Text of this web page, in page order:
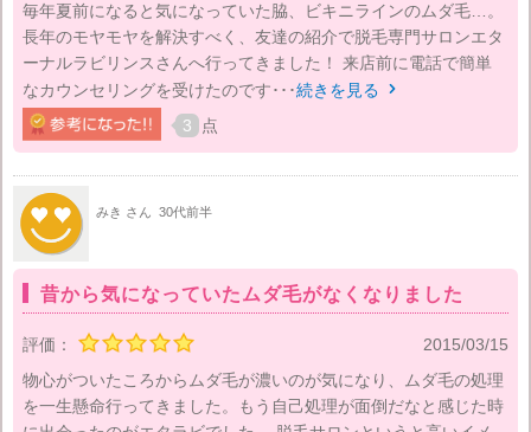
毎年夏前になると気になっていた脇、ビキニラインのムダ毛…。
長年のモヤモヤを解決すべく、友達の紹介で脱毛専門サロンエタ
ーナルラビリンスさんへ行ってきました！ 来店前に電話で簡単
なカウンセリングを受けたのです･･･続きを見る 
3 点
みき さん 30代前半
昔から気になっていたムダ毛がなくなりました
評価：
2015/03/15
物心がついたころからムダ毛が濃いのが気になり、ムダ毛の処理
を一生懸命行ってきました。もう自己処理が面倒だなと感じた時